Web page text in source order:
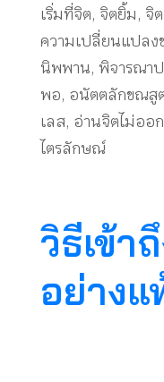
เริ่มที่จิต, จิตยิ้ม, จิ
ความเปลี่ยนแปลง
นิพพาน, พิจารณา
พอ, อนัตตลักขณสู
เลส, อ่านจิตไม่ออก
ไตรลักษณ์
วิธีเข้า
อย่างแ